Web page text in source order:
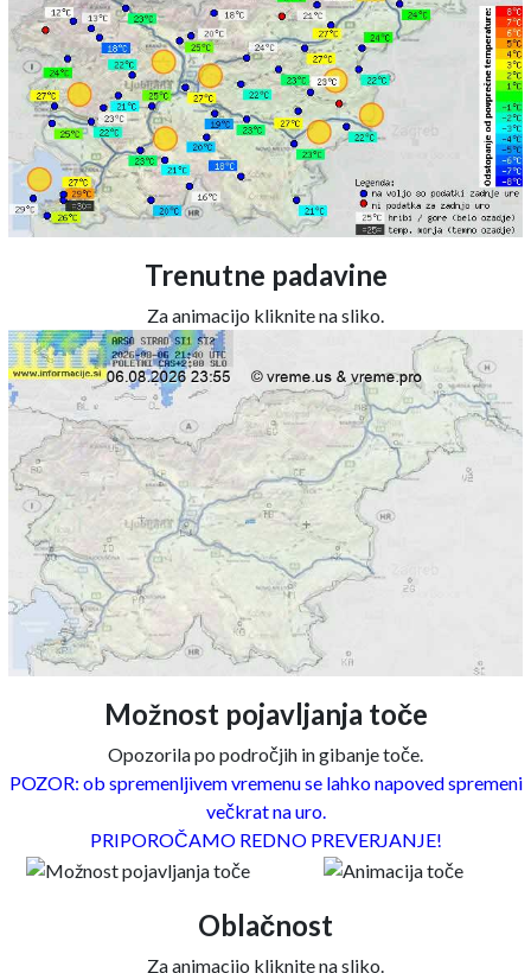
Trenutne padavine
Za animacijo kliknite na sliko.
Možnost pojavljanja toče
Opozorila po področjih in gibanje toče.
POZOR: ob spremenljivem vremenu se lahko napoved spremeni
večkrat na uro.
PRIPOROČAMO REDNO PREVERJANJE!
Oblačnost
Za animacijo kliknite na sliko.